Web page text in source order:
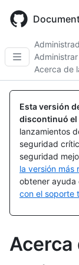
main
Acerca de
Esta versión
discontinuó el
lanzamientos
seguridad
seguridad
la versión más
obtener ayuda
con el soporte
Acerca